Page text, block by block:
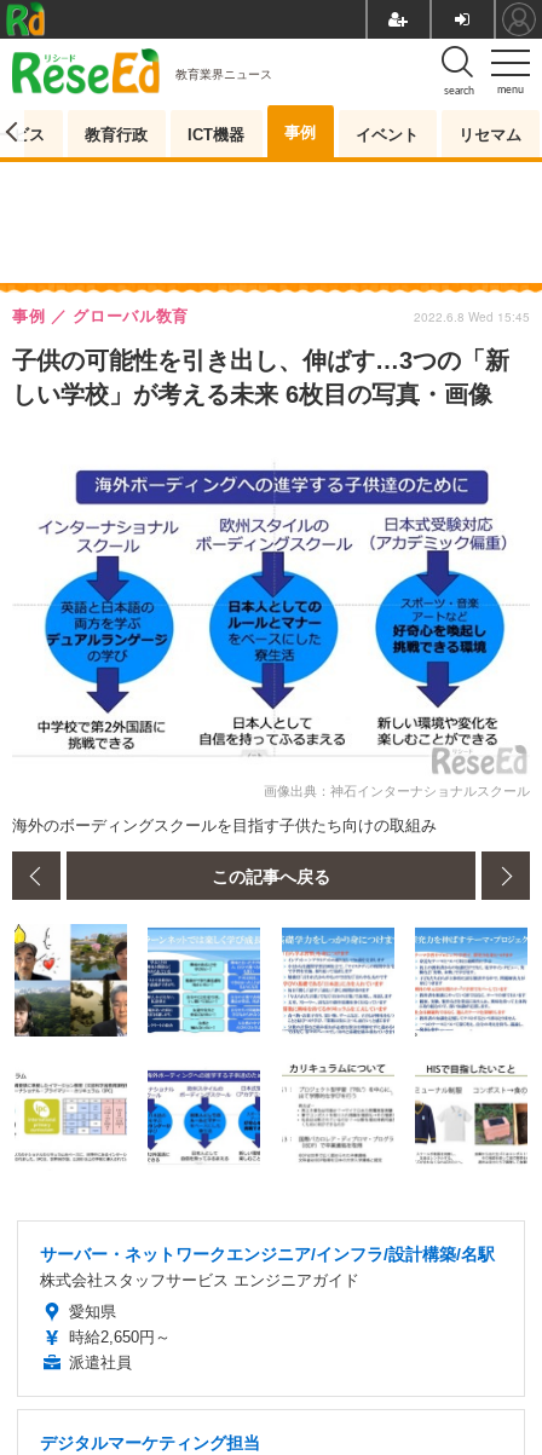
menu
search
教育業界ニュース
ビス 教育行政 ICT機器 事例 イベント リセマム
子供の可能性を引き出し、伸ばす…3つの「新
しい学校」が考える未来 6枚目の写真・画像
事例 グローバル敎育 2022.6.8 Wed 15:45
画像出典：神石インターナショナルスクール
海外のボーディングスクールを目指す子供たち向けの取組み
この記事へ戻る
サーバー・ネットワークエンジニア/インフラ/設計構築/名駅
株式会社スタッフサービス エンジニアガイド
愛知県
時給2,650円～
派遣社員
デジタルマーケティング担当